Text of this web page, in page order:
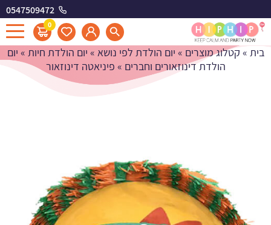
0547509472
0
פיניאטה דינוזאור
בית » קטלוג מוצרים » יום הולדת לפי נושא » יום הולדת חיות » יום
הולדת דינוזאורים וחברים » פיניאטה דינוזאור